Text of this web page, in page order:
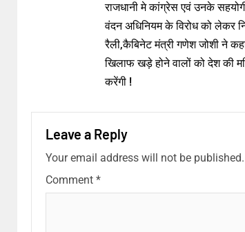
राजधानी मे कांग्रेस एवं उनके सहयोगी
वंदन अधिनियम के विरोध को लेकर
रैली,कैबिनेट मंत्री गणेश जोशी ने
खिलाफ खड़े होने वालों को देश की
करेंगी !
Leave a Reply
Your email address will not be published.
Comment *